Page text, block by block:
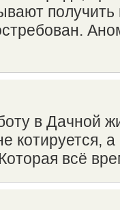
в Дачной
котируется,
всё